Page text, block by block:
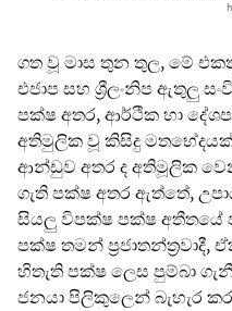
ගත වූ මාස තුන තුල, මේ
එජාප සහ ශ්‍රීලංනිප ඇතුලු
පක්ෂ අතර, ආර්ථික හා
අතිමුලික වූ කිසිදු මතභේදයක්
ආන්ඩුව අතර ද අතිමූලික
ගැති පක්ෂ අතර ඇත්තේ,
සියලු විපක්ෂ පක්ෂ අතීතයේ
පක්ෂ තමන්
හිතැති පක්ෂ ලෙස පුම්බා
ජනයා පිලිකුලෙන් බැහැර